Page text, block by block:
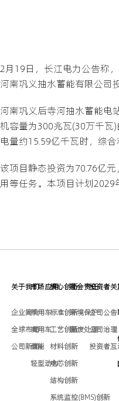
2月19日，长江电力公告称
河南巩义抽水蓄能有限公司
河南巩义后寺河抽水蓄能电
机容量为300兆瓦(30万千瓦
电量约15.59亿千瓦时，综
该项目静态投资为70.76亿
用等任务。本项目计划
关于我们
企业简介
全球布局
公司新闻
市场应用
乘用车
商用车
储能
轻型动力
核心创新
标准创新
工艺创新
材料创新
电芯创新
结构创新
系统监控(BMS)创新
社会责任
环境保护
固废处理
投资者关
公司公告
公司治理
投资者互